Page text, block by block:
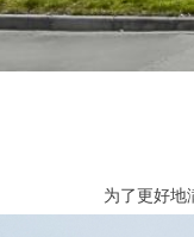
为了更好地